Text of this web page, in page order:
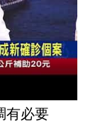
有必要